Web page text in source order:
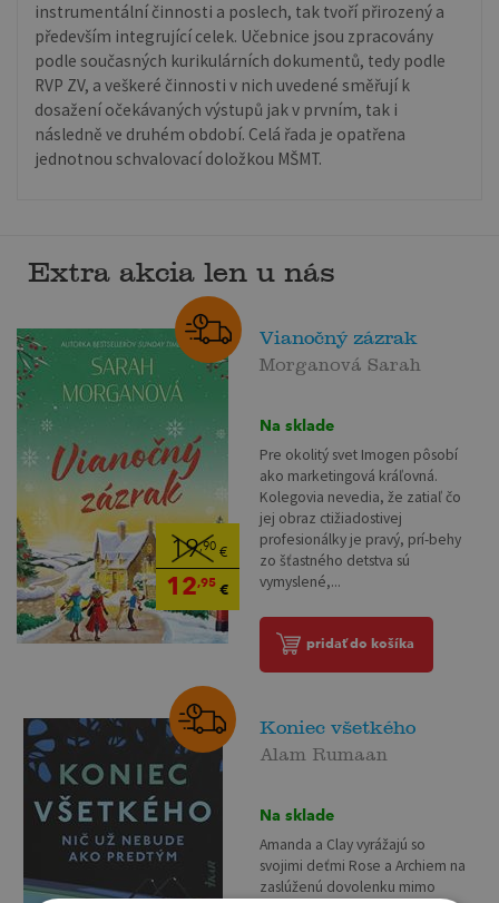
instrumentální činnosti a poslech, tak tvoří přirozený a
především integrující celek. Učebnice jsou zpracovány
podle současných kurikulárních dokumentů, tedy podle
RVP ZV, a veškeré činnosti v nich uvedené směřují k
dosažení očekávaných výstupů jak v prvním, tak i
následně ve druhém období. Celá řada je opatřena
jednotnou schvalovací doložkou MŠMT.
Extra akcia len u nás
19,90€
12,95€
Vianočný zázrak
Morganová Sarah
Na sklade
Pre okolitý svet Imogen pôsobí
ako marketingová kráľovná.
Kolegovia nevedia, že zatiaľ čo
jej obraz ctižiadostivej
profesionálky je pravý, prí-behy
zo šťastného detstva sú
vymyslené,...
pridať do košíka
Koniec všetkého
Alam Rumaan
Na sklade
Amanda a Clay vyrážajú so
svojimi deťmi Rose a Archiem na
zaslúženú dovolenku mimo